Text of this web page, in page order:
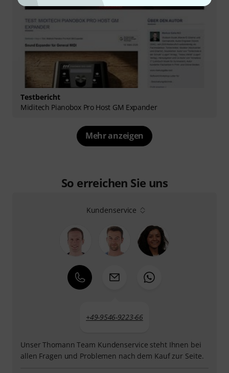
Testbericht
Miditech Pianobox Pro Host GM Expander
Mehr anzeigen
So erreichen Sie uns
Kundenservice
+49-9546-9223-66
Unser Thomann Team Kundenservice steht Ihnen bei
allen Fragen und Problemen nach dem Kauf zur Seite.